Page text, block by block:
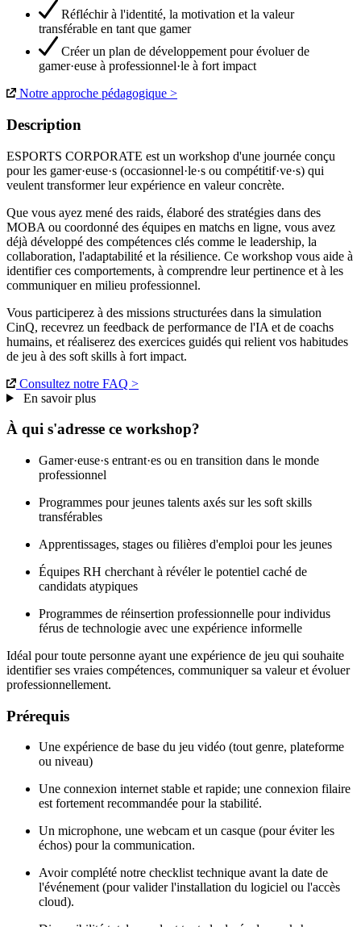
Réfléchir à l'identité, la motivation et la valeur
transférable en tant que gamer
Créer un plan de développement pour évoluer de
gamer·euse à professionnel·le à fort impact
Notre approche pédagogique >
Description
ESPORTS CORPORATE est un workshop d'une journée conçu
pour les gamer·euse·s (occasionnel·le·s ou compétitif·ve·s) qui
veulent transformer leur expérience en valeur concrète.
Que vous ayez mené des raids, élaboré des stratégies dans des
MOBA ou coordonné des équipes en matchs en ligne, vous avez
déjà développé des compétences clés comme le leadership, la
collaboration, l'adaptabilité et la résilience. Ce workshop vous aide à
identifier ces comportements, à comprendre leur pertinence et à les
communiquer en milieu professionnel.
Vous participerez à des missions structurées dans la simulation
CinQ, recevrez un feedback de performance de l'IA et de coachs
humains, et réaliserez des exercices guidés qui relient vos habitudes
de jeu à des soft skills à fort impact.
Consultez notre FAQ >
En savoir plus
À qui s'adresse ce workshop?
Gamer·euse·s entrant·es ou en transition dans le monde
professionnel
Programmes pour jeunes talents axés sur les soft skills
transférables
Apprentissages, stages ou filières d'emploi pour les jeunes
Équipes RH cherchant à révéler le potentiel caché de
candidats atypiques
Programmes de réinsertion professionnelle pour individus
férus de technologie avec une expérience informelle
Idéal pour toute personne ayant une expérience de jeu qui souhaite
identifier ses vraies compétences, communiquer sa valeur et évoluer
professionnellement.
Prérequis
Une expérience de base du jeu vidéo (tout genre, plateforme
ou niveau)
Une connexion internet stable et rapide; une connexion filaire
est fortement recommandée pour la stabilité.
Un microphone, une webcam et un casque (pour éviter les
échos) pour la communication.
Avoir complété notre checklist technique avant la date de
l'événement (pour valider l'installation du logiciel ou l'accès
cloud).